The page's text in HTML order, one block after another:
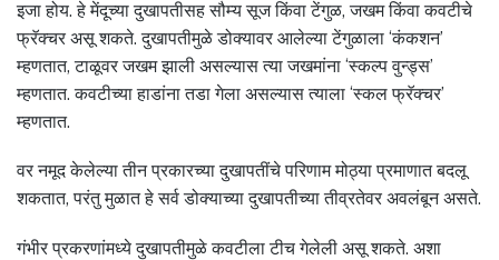
इजा होय. हे मेंदूच्या दुखापतीसह सौम्य सूज किंवा टेंगुळ, जखम किंवा कवटीचे
फ्रॅक्चर असू शकते. दुखापतीमुळे डोक्यावर आलेल्या टेंगुळाला ‘कंकशन’
म्हणतात, टाळूवर जखम झाली असल्यास त्या जखमांना ‘स्कल्प वुन्ड्स’
म्हणतात. कवटीच्या हाडांना तडा गेला असल्यास त्याला ‘स्कल फ्रॅक्चर’
म्हणतात.
वर नमूद केलेल्या तीन प्रकारच्या दुखापतींचे परिणाम मोठ्या प्रमाणात बदलू
शकतात, परंतु मुळात हे सर्व डोक्याच्या दुखापतीच्या तीव्रतेवर अवलंबून असते.
गंभीर प्रकरणांमध्ये दुखापतीमुळे कवटीला टीच गेलेली असू शकते. अशा